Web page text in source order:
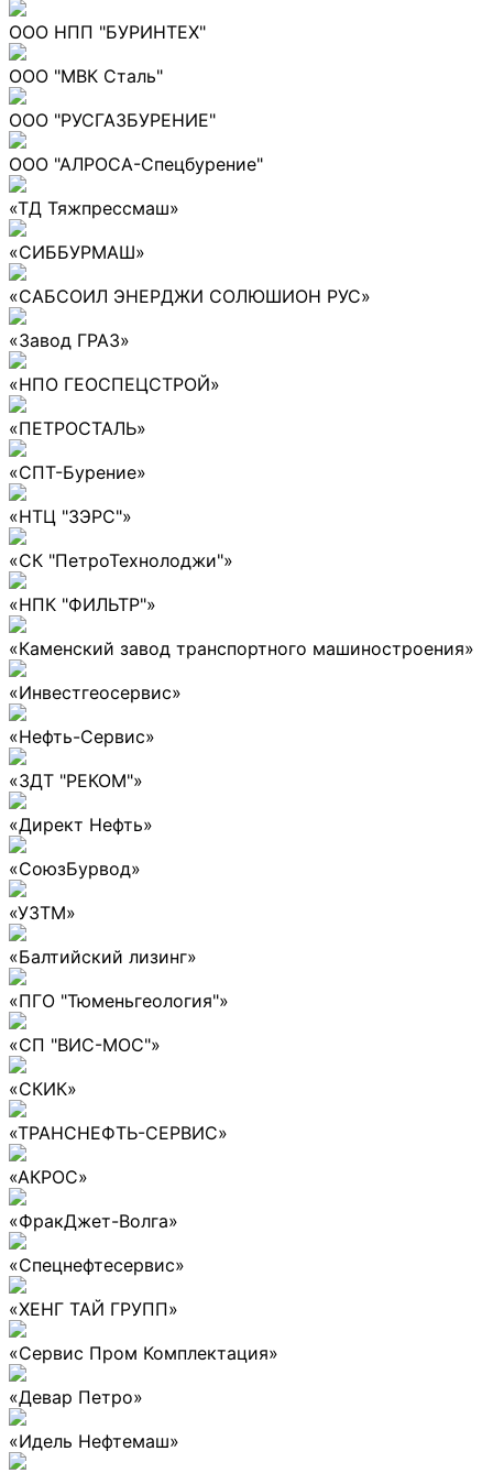
ООО НПП "БУРИНТЕХ"
ООО "МВК Сталь"
ООО "РУСГАЗБУРЕНИЕ"
ООО "АЛРОСА-Спецбурение"
«ТД Тяжпрессмаш»
«СИББУРМАШ»
«САБСОИЛ ЭНЕРДЖИ СОЛЮШИОН РУС»
«Завод ГРАЗ»
«НПО ГЕОСПЕЦСТРОЙ»
«ПЕТРОСТАЛЬ»
«СПТ-Бурение»
«НТЦ "ЗЭРС"»
«СК "ПетроТехнолоджи"»
«НПК "ФИЛЬТР"»
«Каменский завод транспортного машиностроения»
«Инвестгеосервис»
«Нефть-Сервис»
«ЗДТ "РЕКОМ"»
«Директ Нефть»
«СоюзБурвод»
«УЗТМ»
«Балтийский лизинг»
«ПГО "Тюменьгеология"»
«СП "ВИС-МОС"»
«СКИК»
«ТРАНСНЕФТЬ-СЕРВИС»
«АКРОС»
«ФракДжет-Волга»
«Спецнефтесервис»
«ХЕНГ ТАЙ ГРУПП»
«Сервис Пром Комплектация»
«Девар Петро»
«Идель Нефтемаш»